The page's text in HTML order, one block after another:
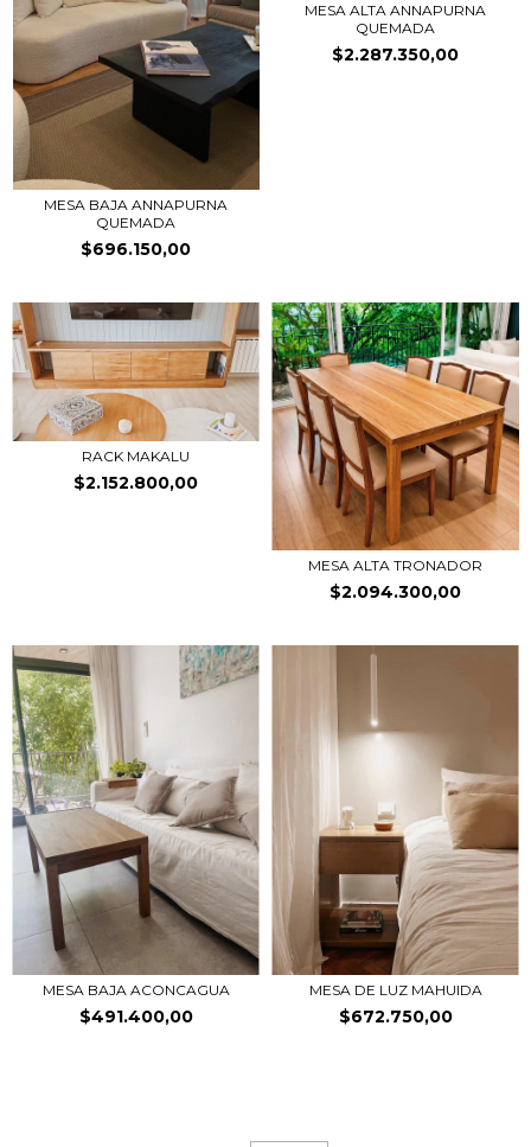
MESA BAJA ANNAPURNA
QUEMADA
$696.150,00
MESA ALTA ANNAPURNA
QUEMADA
$2.287.350,00
RACK MAKALU
$2.152.800,00
MESA ALTA TRONADOR
$2.094.300,00
MESA BAJA ACONCAGUA
$491.400,00
MESA DE LUZ MAHUIDA
$672.750,00